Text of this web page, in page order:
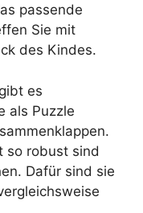
passende
Sie mit
des Kindes.
gibt es
als Puzzle
so robust sind
Dafür sind sie